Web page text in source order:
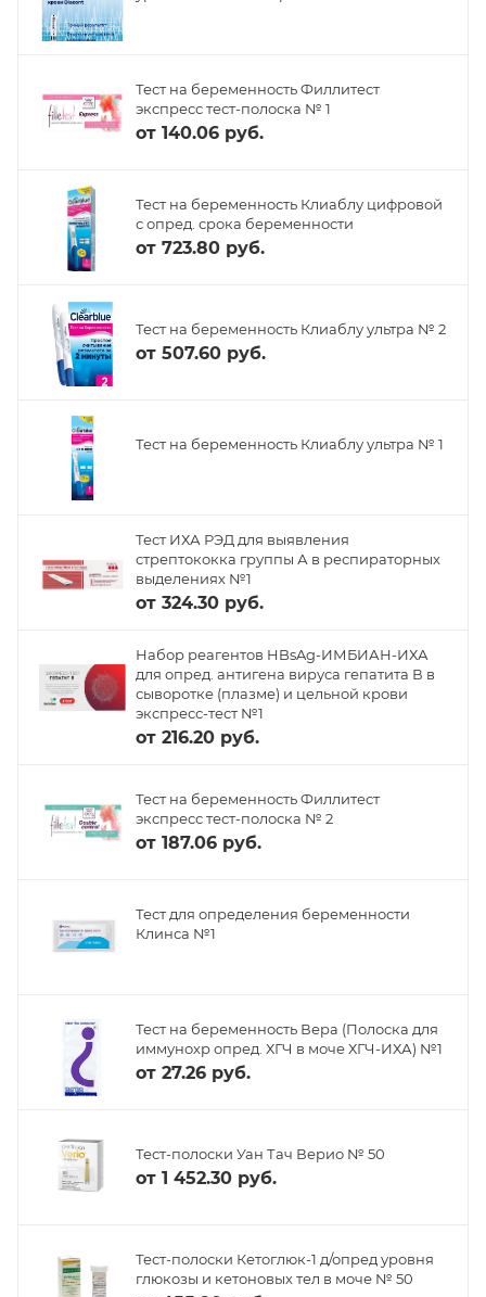
Тест на беременность Филлитест
экспресс тест-полоска № 1
от 140.06 руб.
Тест на беременность Клиаблу цифровой
с опред. срока беременности
от 723.80 руб.
Тест на беременность Клиаблу ультра № 2
от 507.60 руб.
Тест на беременность Клиаблу ультра № 1
Тест ИХА РЭД для выявления
стрептококка группы А в респираторных
выделениях №1
от 324.30 руб.
Набор реагентов HBsAg-ИМБИАН-ИХА
для опред. антигена вируса гепатита В в
сыворотке (плазме) и цельной крови
экспресс-тест №1
от 216.20 руб.
Тест на беременность Филлитест
экспресс тест-полоска № 2
от 187.06 руб.
Тест для определения беременности
Клинса №1
Тест на беременность Вера (Полоска для
иммунохр опред. ХГЧ в моче ХГЧ-ИХА) №1
от 27.26 руб.
Тест-полоски Уан Тач Верио № 50
от 1 452.30 руб.
Тест-полоски Кетоглюк-1 д/опред уровня
глюкозы и кетоновых тел в моче № 50